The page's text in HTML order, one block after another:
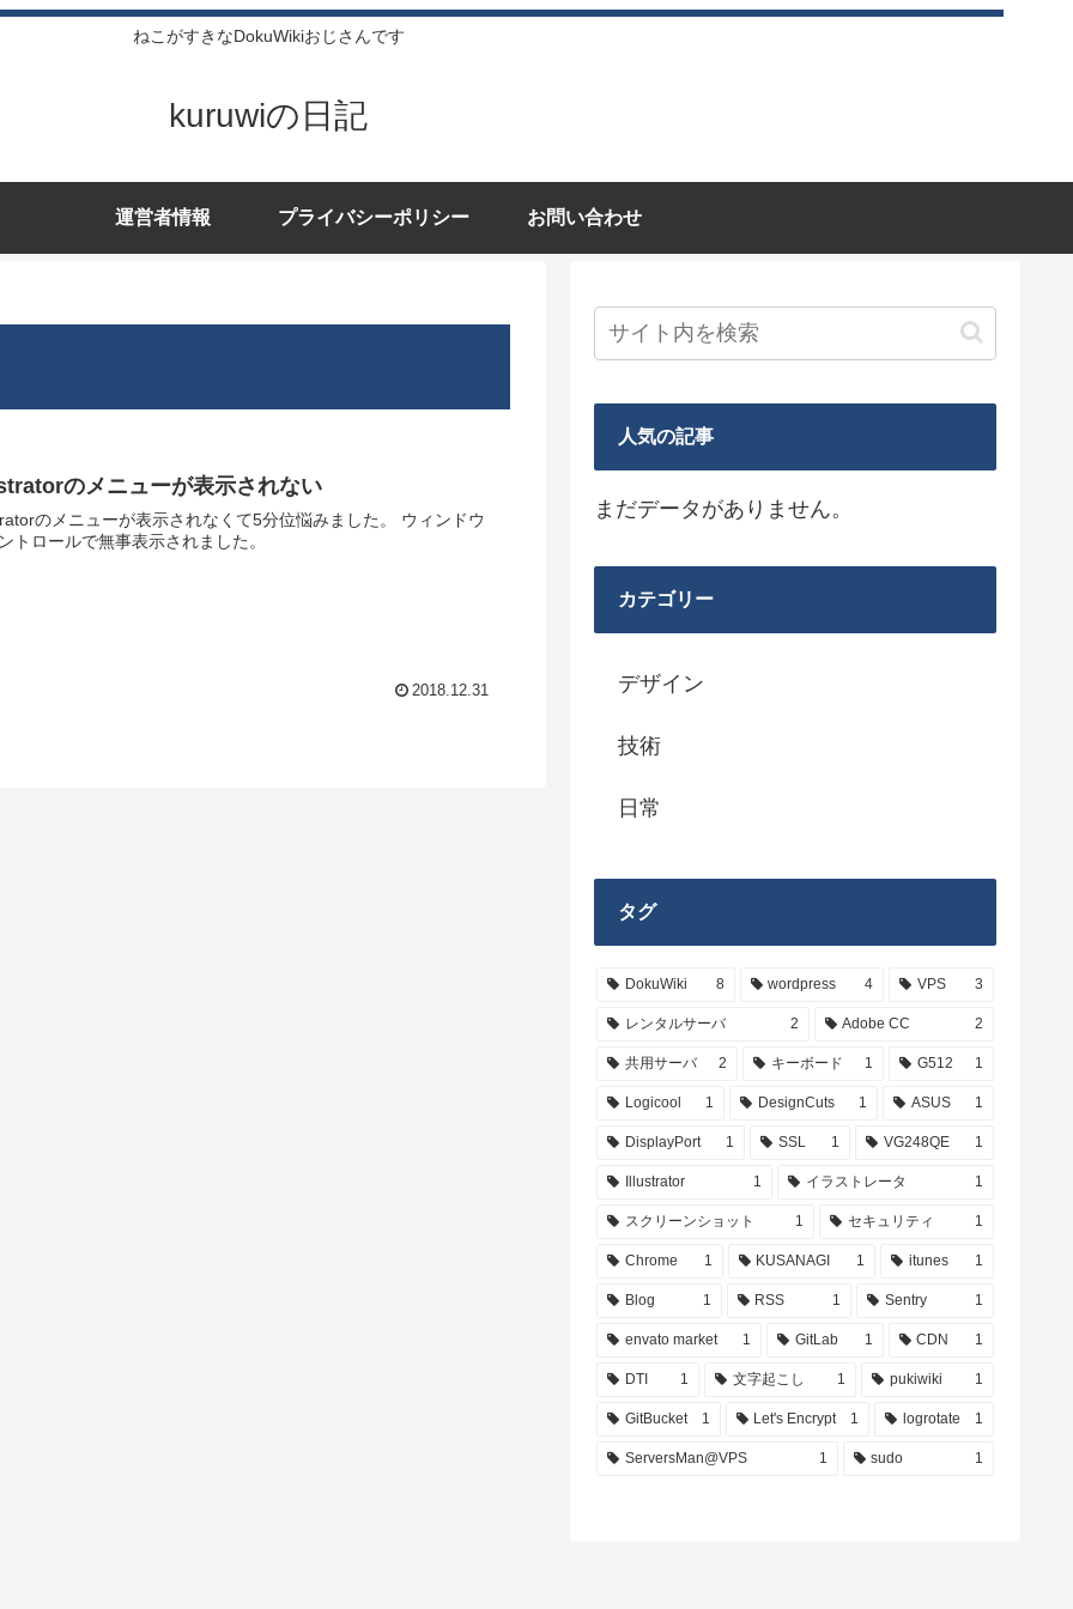
ねこがすきなDokuWikiおじさんです
kuruwiの日記
運営者情報 プライバシーポリシー お問い合わせ
のメニューが表示されない
のメニューが表示されなくて5分位悩みました。 ウィンドウ
トロールで無事表示されました。
2018.12.31
人気の記事
まだデータがありません。
カテゴリー
デザイン
技術
日常
タグ
DokuWiki 8 wordpress 4 VPS 3
レンタルサーバ 2 Adobe CC 2
共用サーバ 2 キーボード 1 G512 1
Logicool 1 DesignCuts 1 ASUS 1
DisplayPort 1 SSL 1 VG248QE 1
Illustrator 1 イラストレータ 1
スクリーンショット 1 セキュリティ 1
Chrome 1 KUSANAGI 1 itunes 1
Blog 1 RSS 1 Sentry 1
envato market 1 GitLab 1 CDN 1
DTI 1 文字起こし 1 pukiwiki 1
GitBucket 1 Let's Encrypt 1 logrotate 1
ServersMan@VPS 1 sudo 1